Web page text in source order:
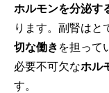
ホルモンを分泌す
ります。副腎はと
切な働き を担って
必要不可欠なホル
す。